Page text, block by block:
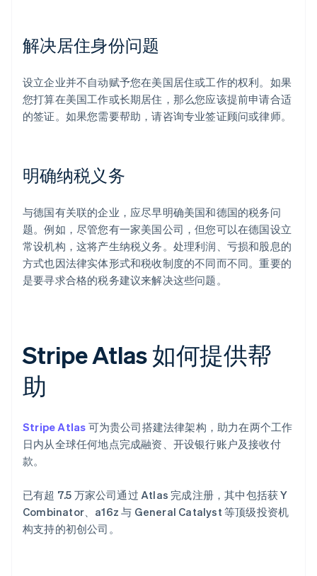
解决居住身份问题
设立企业并不自动赋予您在美国居住或工作的权利。如果
您打算在美国工作或长期居住，那么您应该提前申请合适
的签证。如果您需要帮助，请咨询专业签证顾问或律师。
明确纳税义务
与德国有关联的企业，应尽早明确美国和德国的税务问
题。例如，尽管您有一家美国公司，但您可以在德国设立
常设机构，这将产生纳税义务。处理利润、亏损和股息的
方式也因法律实体形式和税收制度的不同而不同。重要的
是要寻求合格的税务建议来解决这些问题。
Stripe Atlas 如何提供帮
助
Stripe Atlas 可为贵公司搭建法律架构，助力在两个工作
日内从全球任何地点完成融资、开设银行账户及接收付
款。
已有超 7.5 万家公司通过 Atlas 完成注册，其中包括获 Y
Combinator、a16z 与 General Catalyst 等顶级投资机
构支持的初创公司。